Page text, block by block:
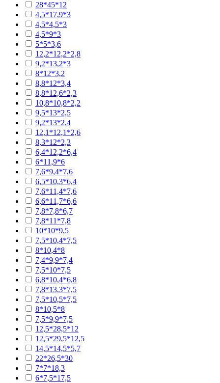
28*45*12
4,5*17,9*3
4,5*4,5*3
4,5*9*3
5*5*3,6
12,2*12,2*2,8
9,2*13,2*3
8*12*3,2
8,8*12*3,4
8,8*12,6*2,3
10,8*10,8*2,2
9,5*13*2,5
9,2*13*2,4
12,1*12,1*2,6
8,3*12*2,3
6,4*12,2*6,4
6*11,9*6
7,6*9,4*7,6
6,5*10,3*6,4
7,6*11,4*7,6
6,6*11,7*6,6
7,8*7,8*6,7
7,8*11*7,8
10*10*9,5
7,5*10,4*7,5
8*10,4*8
7,4*9,9*7,4
7,5*10*7,5
6,8*10,4*6,8
7,8*13,3*7,5
7,5*10,5*7,5
8*10,5*8
7,5*9,9*7,5
12,5*28,5*12
12,5*29,5*12,5
14,5*14,5*5,7
22*26,5*30
7*7*18,3
6*7,5*17,5